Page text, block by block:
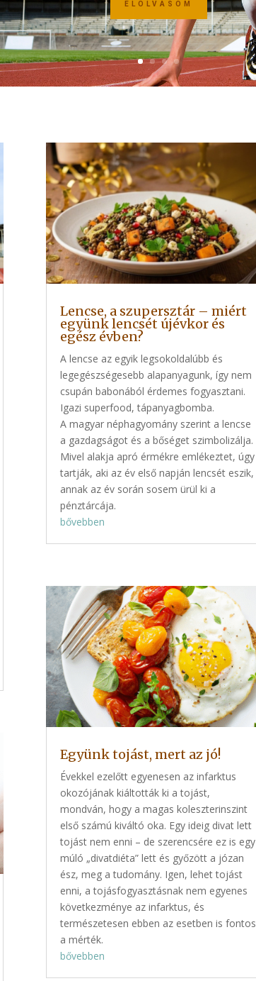
ELOLVASOM
Lencse, a szupersztár – miért
együnk lencsét újévkor és
egész évben?
A lencse az egyik legsokoldalúbb és
legegészségesebb alapanyagunk, így nem
csupán babonából érdemes fogyasztani.
Igazi superfood, tápanyagbomba.
A magyar néphagyomány szerint a lencse
a gazdagságot és a bőséget szimbolizálja.
Mivel alakja apró érmékre emlékeztet, úgy
tartják, aki az év első napján lencsét eszik,
annak az év során sosem ürül ki a
pénztárcája.
bővebben
Együnk tojást, mert az jó!
Évekkel ezelőtt egyenesen az infarktus
okozójának kiáltották ki a tojást,
mondván, hogy a magas koleszterinszint
első számú kiváltó oka. Egy ideig divat lett
tojást nem enni – de szerencsére ez is egy
múló „divatdiéta” lett és győzött a józan
ész, meg a tudomány. Igen, lehet tojást
enni, a tojásfogyasztásnak nem egyenes
következménye az infarktus, és
természetesen ebben az esetben is fontos
a mérték.
bővebben